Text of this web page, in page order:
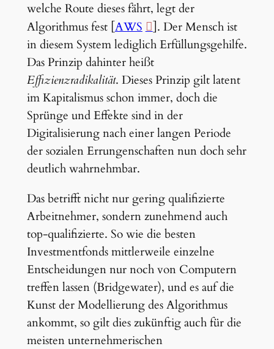
welche Route dieses fährt, legt der
Algorithmus fest [AWS
]. Der Mensch ist
in diesem System lediglich Erfüllungsgehilfe.
Das Prinzip dahinter heißt
Effizienzradikalität. Dieses Prinzip gilt latent
im Kapitalismus schon immer, doch die
Sprünge und Effekte sind in der
Digitalisierung nach einer langen Periode
der sozialen Errungenschaften nun doch sehr
deutlich wahrnehmbar.
Das betrifft nicht nur gering qualifizierte
Arbeitnehmer, sondern zunehmend auch
top-qualifizierte. So wie die besten
Investmentfonds mittlerweile einzelne
Entscheidungen nur noch von Computern
treffen lassen (Bridgewater), und es auf die
Kunst der Modellierung des Algorithmus
ankommt, so gilt dies zukünftig auch für die
meisten unternehmerischen